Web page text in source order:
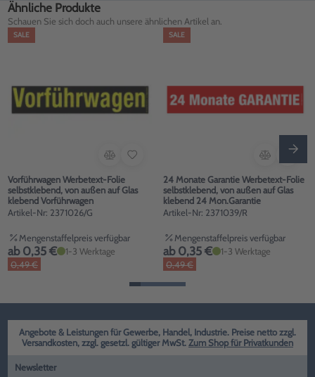
Ähnliche Produkte
Schauen Sie sich doch auch unsere ähnlichen Artikel an.
SALE
Vorführwagen Werbetext-Folie
selbstklebend, von außen auf Glas
klebend Vorführwagen
Artikel-Nr: 2371026/G
Mengenstaffelpreis verfügbar
ab 0,35 €
1-3 Werktage
0,49 €
SALE
24 Monate Garantie Werbetext-Folie
selbstklebend, von außen auf Glas
klebend 24 Mon.Garantie
Artikel-Nr: 2371039/R
Mengenstaffelpreis verfügbar
ab 0,35 €
1-3 Werktage
0,49 €
Angebote & Leistungen für Gewerbe, Handel, Industrie. Preise netto zzgl.
Versandkosten, zzgl. gesetzl. gültiger MwSt. Zum Shop für Privatkunden
Newsletter